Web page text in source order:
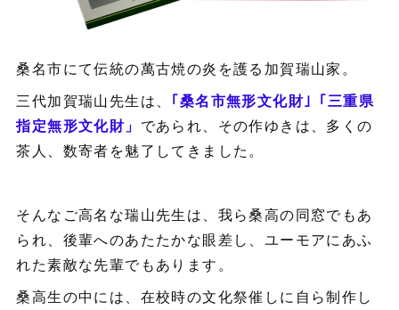
桑名市にて伝統の萬古焼の炎を護る加賀瑞山家。
三代加賀瑞山先生は、 ｢桑名市無形文化財｣ 「三重県
指定無形文化財」 であられ、その作ゆきは、多くの
茶人、数寄者を魅了してきました。
そんなご高名な瑞山先生は、我ら桑高の同窓でもあ
られ、後輩へのあたたかな眼差し、ユーモアにあふ
れた素敵な先輩でもあります。
桑高生の中には、在校時の文化祭催しに自ら制作し